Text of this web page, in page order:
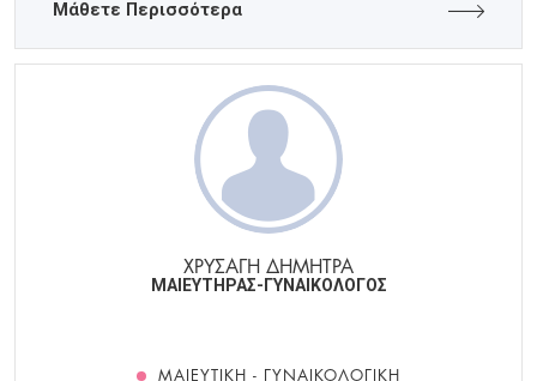
Μάθετε Περισσότερα
ΧΡΥΣΑΓΗ ΔΗΜΗΤΡΑ
ΜΑΙΕΥΤΗΡΑΣ-ΓΥΝΑΙΚΟΛΟΓΟΣ
ΜΑΙΕΥΤΙΚΉ - ΓΥΝΑΙΚΟΛΟΓΙΚΉ